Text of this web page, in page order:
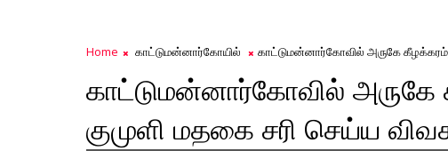
Home காட்டுமன்னார்கோயில் காட்டுமன்னார்கோவில் அருகே
காட்டுமன்னார்கோவில் அருகே
குமுளி மதகை சரி செய்ய